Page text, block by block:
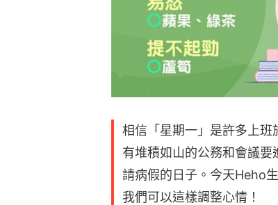
相信「星期一」是許多上
有堆積如山的公務和會議
請病假的日子。今天Heho
我們可以這樣調整心情！